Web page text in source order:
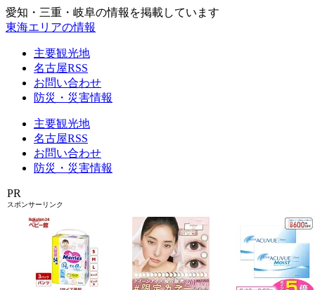
愛知・三重・岐阜の情報を掲載しています
東海エリアの情報
主要観光地
名古屋RSS
お問い合わせ
防災・災害情報
主要観光地
名古屋RSS
お問い合わせ
防災・災害情報
PR
スポンサーリンク